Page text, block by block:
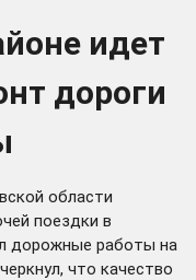
идет
дороги
области
поездки в
дорожные работы на
что качество